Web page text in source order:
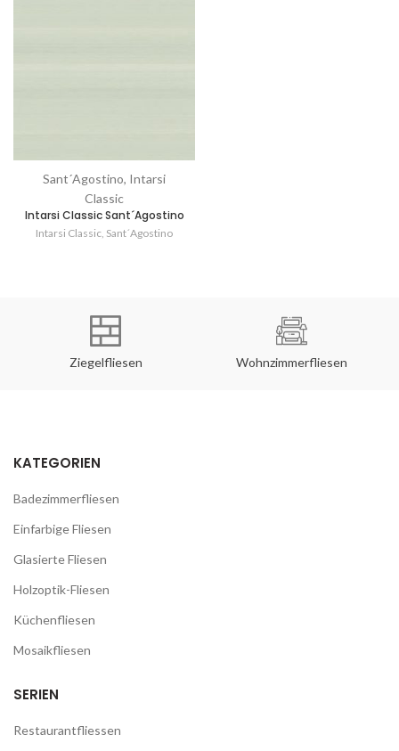
Sant´Agostino, Intarsi
Classic
Intarsi Classic Sant´Agostino
Intarsi Classic Sant´Agostino
Ziegelfliesen Wohnzimmerfliesen
KATEGORIEN
Badezimmerfliesen
Einfarbige Fliesen
Glasierte Fliesen
Holzoptik-Fliesen
Küchenfliesen
Mosaikfliesen
SERIEN
Restaurantfliessen